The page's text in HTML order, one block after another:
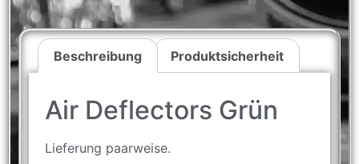
Beschreibung Produktsicherheit
Air Deflectors Grün
Lieferung paarweise.